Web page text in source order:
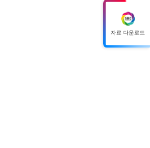
자료 다운로드